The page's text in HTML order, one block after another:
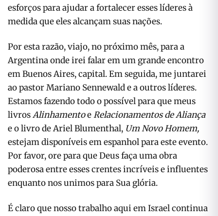
esforços para ajudar a fortalecer esses líderes à
medida que eles alcançam suas nações.
Por esta razão, viajo, no próximo mês, para a
Argentina onde irei falar em um grande encontro
em Buenos Aires, capital. Em seguida, me juntarei
ao pastor Mariano Sennewald e a outros líderes.
Estamos fazendo todo o possível para que meus
livrosAlinhamentoeRelacionamentos de Aliança
e o livro de Ariel Blumenthal, Um Novo Homem,
estejam disponíveis em espanhol para este evento.
Por favor, ore para que Deus faça uma obra
poderosa entre esses crentes incríveis e influentes
enquanto nos unimos para Sua glória.
É claro que nosso trabalho aqui em Israel continua